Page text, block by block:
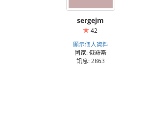
sergejm
42
顯示個人資料
國家: 俄羅斯
訊息: 2863